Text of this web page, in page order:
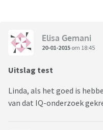
Elisa Gemani
20-01-2015 om 18:45
Uitslag test
Linda, als het goed is
van dat IQ-onderzoek